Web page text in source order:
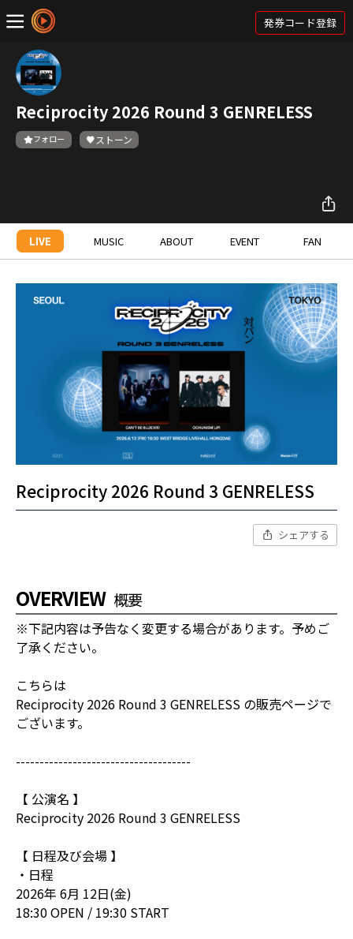
発券コード登録
Reciprocity 2026 Round 3 GENRELESS
フォロー ストーン
LIVE MUSIC ABOUT EVENT FAN
Reciprocity 2026 Round 3 GENRELESS
シェアする
OVERVIEW 概要
※下記内容は予告なく変更する場合があります。予めご
了承ください。
こちらは
Reciprocity 2026 Round 3 GENRELESS の販売ページで
ございます。
-------------------------------------
【 公演名 】
Reciprocity 2026 Round 3 GENRELESS
【 日程及び会場 】
・日程
2026年 6月 12日(金)
18:30 OPEN / 19:30 START